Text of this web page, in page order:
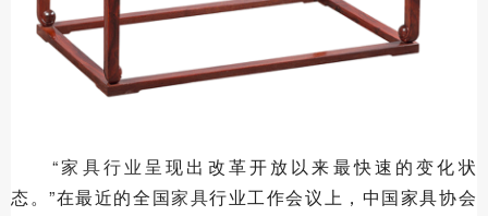
“家具行业 呈现出改革开放以来最快速的变化状
态。”在最近的全国家具行业工作会议上，中国家具协会